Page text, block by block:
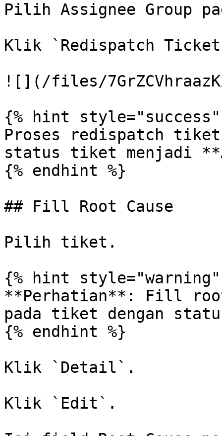
Pilih Assignee Group
Klik `Redispatch
![](/files/
{% hint style="success"
Proses redispatch
status tiket menjadi
{% endhint %}
## Fill Root Cause
Pilih tiket.
{% hint style="warning"
**Perhatian**: Fill
pada tiket dengan
{% endhint %}
Klik `Detail`.
Klik `Edit`.